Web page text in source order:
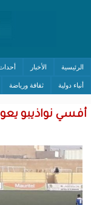
الرئيسية الأخبار
أنباء دولية ثقافة ورياضة
أفسي نواذيبو